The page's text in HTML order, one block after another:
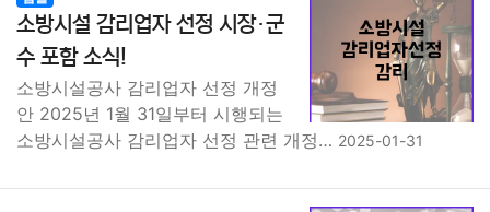
소방시설 감리업자 선정 시장·군
수 포함 소식!
소방시설공사 감리업자 선정 개정
안 2025년 1월 31일부터 시행되는
소방시설공사 감리업자 선정 관련 개정… 2025-01-31